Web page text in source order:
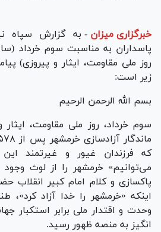
خبرگزاری میزان - به گزارش سپاه
پاسداران به مناسبت سوم خرداد
روز ملی مقاومت، ایثار و پیروزی)
زیر است:
بسم الله الرحمن الرحیم
سوم خرداد، روز ملی مقاومت، ایثار
که فرزندان غیور و غیرتمند این
می‌توانیم» خرمشهر را از لوث
پاکسازی و کلام امام کبیر انقلاب
اینکه «خرمشهر را خدا آزاد کرد»،
وحدت و اقتدار ملی برابر استکبار
انگیز به منصه ظهور رسید.